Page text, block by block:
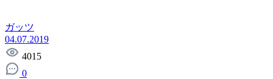
ガッツ
04.07.2019
4015
0